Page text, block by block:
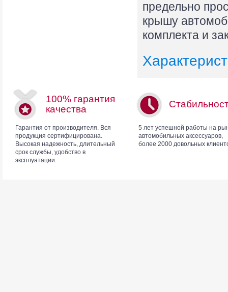
предельно
крышу
комплекта и
100% гарантия
качества
Гарантия от производителя. Вся
продукция сертифицирована.
Высокая надежность, длительный
срок службы, удобство в
эксплуатации.
5 лет успешной работы на
автомобильных аксессуаров,
более 2000 довольных